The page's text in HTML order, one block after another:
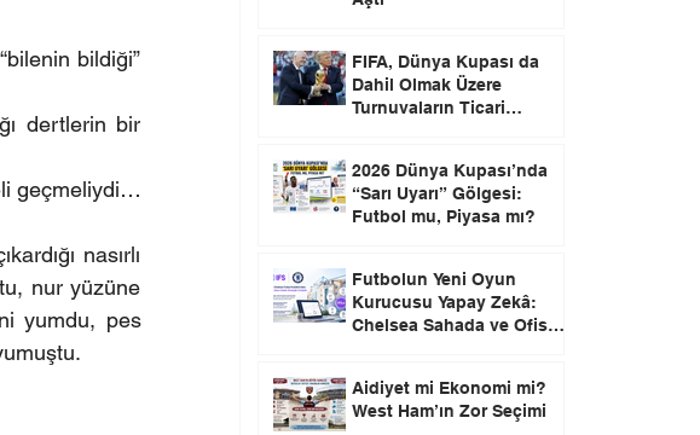
bildiği”
dertlerin bir
geçmeliydi…
nasırlı
nur yüzüne
yumdu, pes
FIFA, Dünya Kupası da
Dahil Olmak Üzere
Turnuvaların Ticari
2026 Dünya Kupası’nda
“Sarı Uyarı” Gölgesi:
Futbol mu, Piyasa mı?
Futbolun Yeni Oyun
Kurucusu Yapay Zekâ:
Chelsea Sahada ve Ofiste
Aidiyet mi Ekonomi mi?
West Ham’ın Zor Seçimi